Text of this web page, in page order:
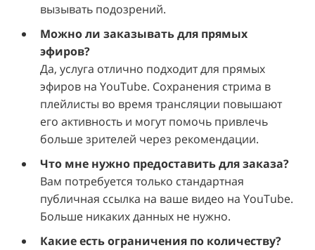
вызывать подозрений.
Можно ли заказывать для прямых
эфиров?
Да, услуга отлично подходит для прямых
эфиров на YouTube. Сохранения стрима в
плейлисты во время трансляции повышают
его активность и могут помочь привлечь
больше зрителей через рекомендации.
Что мне нужно предоставить для заказа?
Вам потребуется только стандартная
публичная ссылка на ваше видео на YouTube.
Больше никаких данных не нужно.
Какие есть ограничения по количеству?